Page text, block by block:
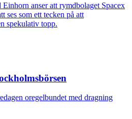
anser att rymdbolaget Spacex
ses som ett tecken på att
spekulativ topp.
oregelbundet med dragning